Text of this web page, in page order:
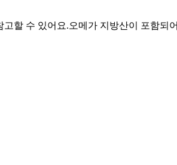
고할 수 있어요.오메가 지방산이 포함되